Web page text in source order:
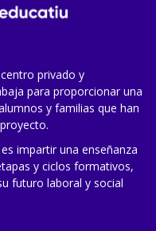
privado y
para proporcionar una
y familias que han
impartir una enseñanza
y ciclos formativos,
futuro laboral y social